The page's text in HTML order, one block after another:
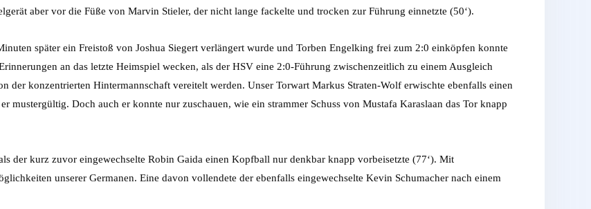
aber vor die Füße von Marvin Stieler, der nicht lange fackelte und trocken zur Führung einnetzte (50‘).
später ein Freistoß von Joshua Siegert verlängert wurde und Torben Engelking frei zum 2:0 einköpfen konnte
an das letzte Heimspiel wecken, als der HSV eine 2:0-Führung zwischenzeitlich zu einem Ausgleich
der konzentrierten Hintermannschaft vereitelt werden. Unser Torwart Markus Straten-Wolf erwischte ebenfalls einen
mustergültig. Doch auch er konnte nur zuschauen, wie ein strammer Schuss von Mustafa Karaslaan das Tor knapp
der kurz zuvor eingewechselte Robin Gaida einen Kopfball nur denkbar knapp vorbeisetzte (77‘). Mit
unserer Germanen. Eine davon vollendete der ebenfalls eingewechselte Kevin Schumacher nach einem